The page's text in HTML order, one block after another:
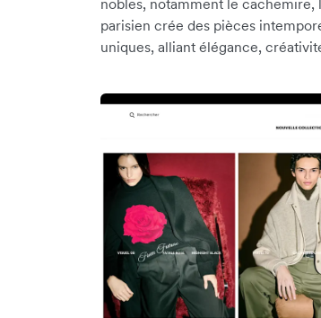
nobles, notamment le
parisien crée des pièces
uniques, alliant élégance,